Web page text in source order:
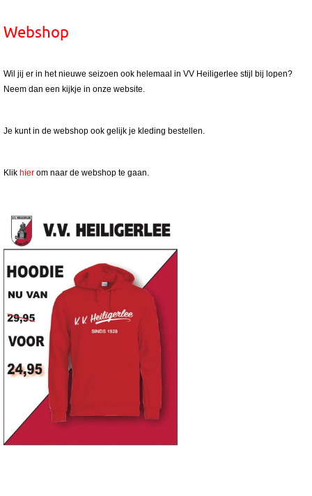
Webshop
Wil jij er in het nieuwe seizoen ook helemaal in VV Heiligerlee stijl bij lopen?
Neem dan een kijkje in onze website.
Je kunt in de webshop ook gelijk je kleding bestellen.
Klik hier om naar de webshop te gaan.